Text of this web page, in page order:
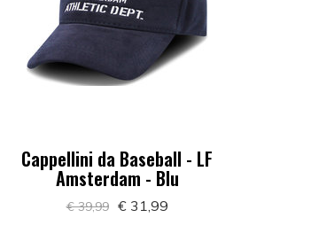
Cappellini da Baseball - LF
Amsterdam - Blu
€ 39,99 € 31,99